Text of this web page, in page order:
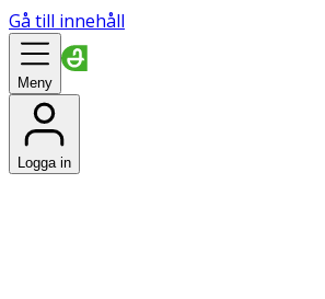
Gå till innehåll
Meny
Logga in